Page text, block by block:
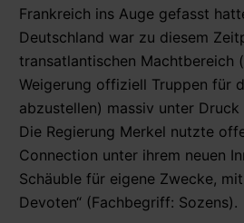
Frankreich ins Auge gefasst
Deutschland war zu diesem
transatlantischen Machtbereich
Weigerung offiziell Truppen für
abzustellen) massiv unter Druck
Die Regierung Merkel nutzte
Connection unter ihrem neuen
Schäuble für eigene Zwecke,
Devoten“ (Fachbegriff: Sozens).